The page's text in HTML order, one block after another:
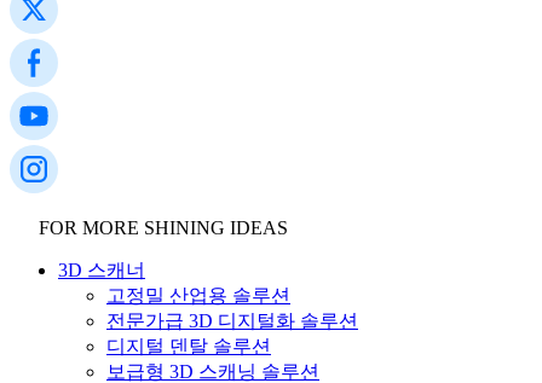
FOR MORE SHINING IDEAS
3D 스캐너
고정밀 산업용 솔루션
전문가급 3D 디지털화 솔루션
디지털 덴탈 솔루션
보급형 3D 스캐닝 솔루션